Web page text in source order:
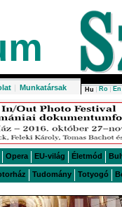
| Munkatársak Hu Ro En
Opera EU-világ Életmód
Tudomány Totyogó